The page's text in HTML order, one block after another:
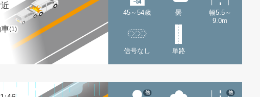
(1)
45～54歳 曇
幅5.5～
9.0m
信号なし 単路
他 他